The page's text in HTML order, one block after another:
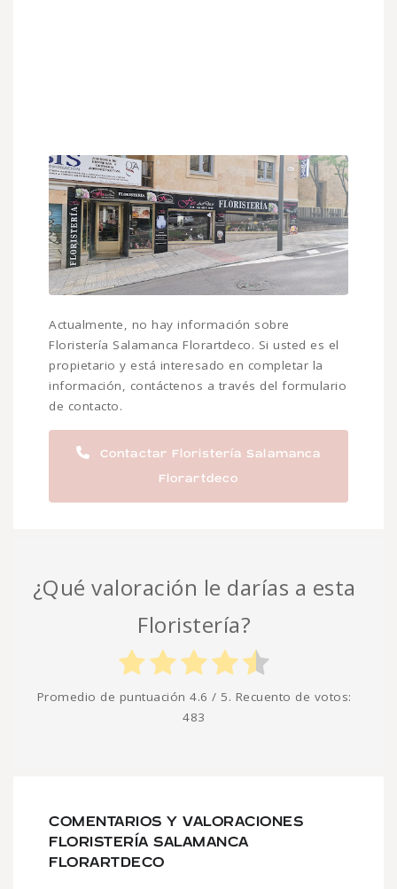
Actualmente, no hay información sobre
Floristería Salamanca Florartdeco. Si usted es el
propietario y está interesado en completar la
información, contáctenos a través del formulario
de contacto.
Contactar Floristería Salamanca
Florartdeco
¿Qué valoración le darías a esta
Floristería?
Promedio de puntuación 4.6 / 5. Recuento de votos:
483
COMENTARIOS Y VALORACIONES
FLORISTERÍA SALAMANCA
FLORARTDECO